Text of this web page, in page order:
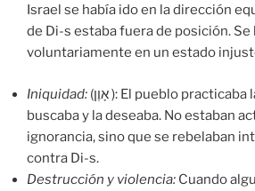
Israel se había ido en la dirección
de Di-s estaba fuera de posición.
voluntariamente en un estado
Iniquidad: (אָוֶן ): El pueblo practicaba la maldad, la
buscaba y la deseaba. No estaban
ignorancia, sino que se rebelaban
contra Di-s.
Destrucción y violencia: Cuando